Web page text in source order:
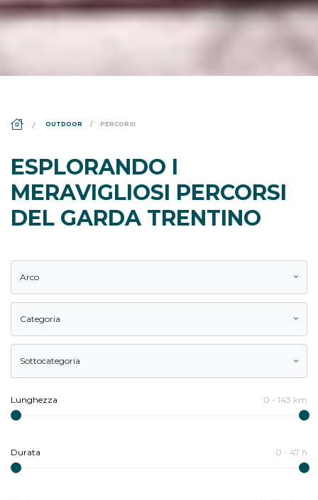
OUTDOOR PERCORSI
ESPLORANDO I
MERAVIGLIOSI PERCORSI
DEL GARDA TRENTINO
Arco
Categoria
Sottocategoria
Lunghezza 0 - 143 km
Durata 0 - 47 h